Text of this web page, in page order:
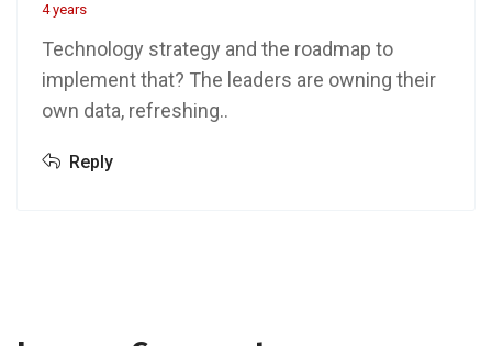
4 years
Technology strategy and the roadmap to
implement that? The leaders are owning their
own data, refreshing..
Reply